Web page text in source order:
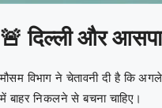
🚨दिल्ली और
मौसम विभाग ने चेतावनी दी है कि
में बाहर निकलने से बचना चाहिए।